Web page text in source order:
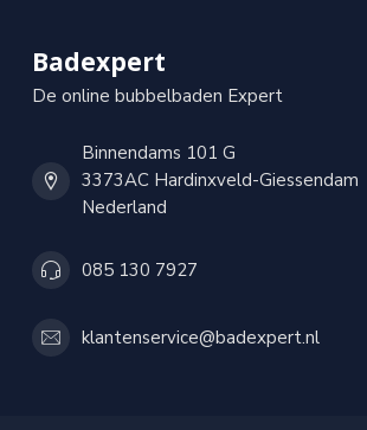
Garantie
Badexpert
De online bubbelbaden Expert
Binnendams 101 G
3373AC Hardinxveld-Giessendam
Nederland
085 130 7927
klantenservice@badexpert.nl